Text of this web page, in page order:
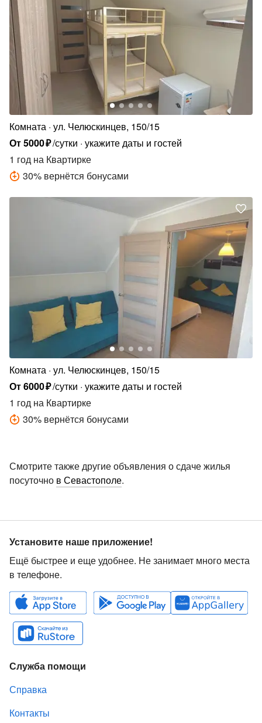
Комната ул. Челюскинцев, 150/15
От5000₽/сутки укажите даты и гостей
1 год на Квартирке
30% вернётся бонусами
Комната ул. Челюскинцев, 150/15
От6000₽/сутки укажите даты и гостей
1 год на Квартирке
30% вернётся бонусами
Смотрите также другие объявления о сдаче жилья
посуточно в Севастополе.
Установите наше приложение!
Ещё быстрее и еще удобнее. Не занимает много места
в телефоне.
Служба помощи
Справка
Контакты